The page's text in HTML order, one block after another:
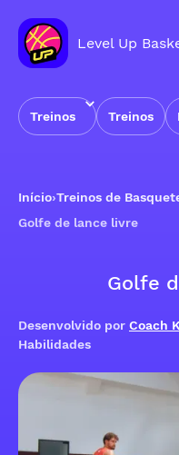
Level Up
Treinos Treinos
Início›Treinos de
Golfe de lance livre
Golfe
Desenvolvido por Coach
Habilidades